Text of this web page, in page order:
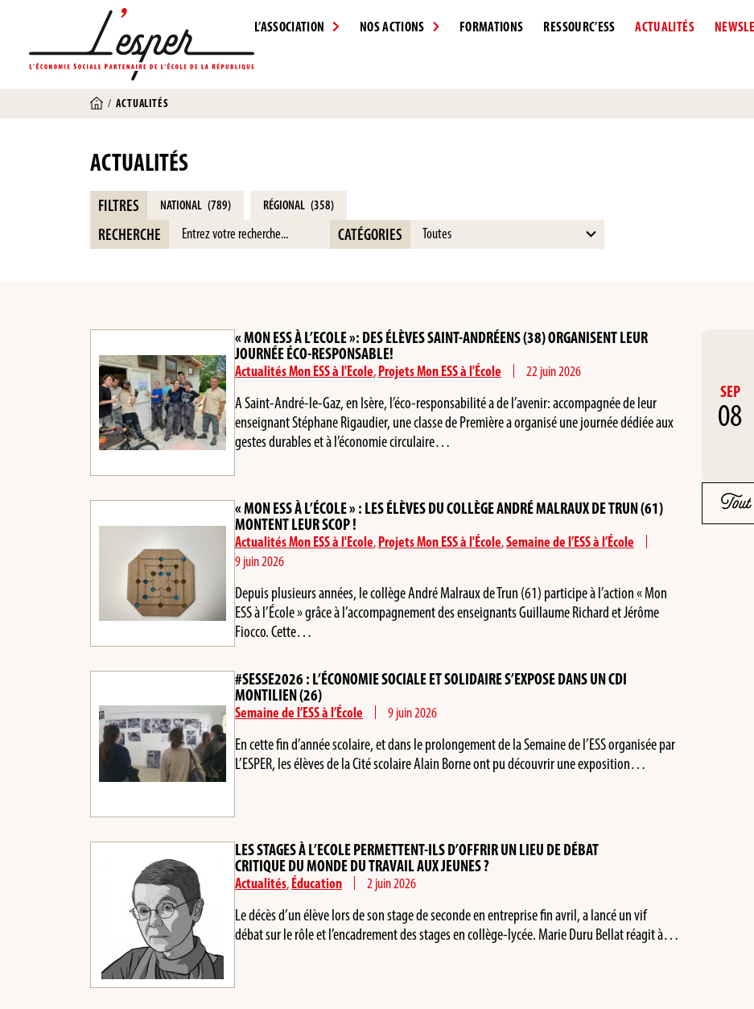
L’ASSOCIATION NOS ACTIONS FORMATIONS RESSOURC’ESS ACTUALITÉS
/ACTUALITÉS
ACTUALITÉS
FILTRES NATIONAL (789) RÉGIONAL (358)
RECHERCHE CATÉGORIES
results
« MON ESS À L’ECOLE »: DES ÉLÈVES SAINT-ANDRÉENS (38) ORGANISENT LEUR
JOURNÉE ÉCO-RESPONSABLE!
Actualités Mon ESS à l'Ecole,Projets Mon ESS à l'École 22 juin 2026
A Saint-André-le-Gaz, en Isère, l’éco-responsabilité a de l’avenir: accompagnée de leur
enseignant Stéphane Rigaudier, une classe de Première a organisé une journée dédiée aux
gestes durables et à l’économie circulaire…
« MON ESS À L’ÉCOLE » : LES ÉLÈVES DU COLLÈGE ANDRÉ MALRAUX DE TRUN (61)
MONTENT LEUR SCOP !
Actualités Mon ESS à l'Ecole,Projets Mon ESS à l'École,Semaine de l’ESS à l’École
9 juin 2026
Depuis plusieurs années, le collège André Malraux de Trun (61) participe à l’action « Mon
ESS à l’École » grâce à l’accompagnement des enseignants Guillaume Richard et Jérôme
Fiocco. Cette…
#SESSE2026 : L’ÉCONOMIE SOCIALE ET SOLIDAIRE S’EXPOSE DANS UN CDI
MONTILIEN (26)
Semaine de l’ESS à l’École 9 juin 2026
En cette fin d’année scolaire, et dans le prolongement de la Semaine de l’ESS organisée par
L’ESPER, les élèves de la Cité scolaire Alain Borne ont pu découvrir une exposition…
LES STAGES À L’ECOLE PERMETTENT-ILS D’OFFRIR UN LIEU DE DÉBAT
CRITIQUE DU MONDE DU TRAVAIL AUX JEUNES ?
Actualités,Éducation 2 juin 2026
Le décès d’un élève lors de son stage de seconde en entreprise fin avril, a lancé un vif
débat sur le rôle et l’encadrement des stages en collège-lycée. Marie Duru Bellat réagit à…
SEP
08